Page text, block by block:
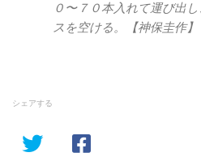
０〜７０本入れて運び出
スを空ける。【神保圭作】
シェアする